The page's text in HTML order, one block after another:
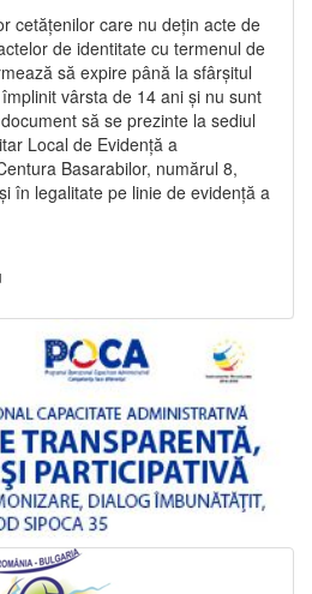
cetățenilor care nu dețin acte de
de identitate cu termenul de
să expire până la sfârșitul
vârsta de 14 ani și nu sunt
să se prezinte la sediul
Local de Evidență a
Basarabilor, numărul 8,
în legalitate pe linie de evidență a